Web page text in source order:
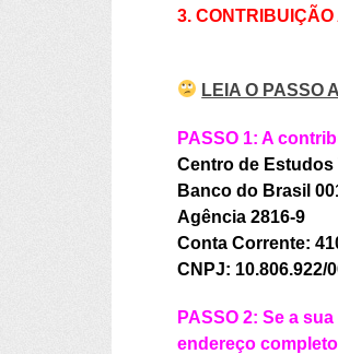
3.
LEIA O PASSO
PASSO 1: A
Centro de Estudos
Banco do Brasil
Agência 2816-9
Conta Corrente:
CNPJ: 10.806.922/
PASSO 2: Se a
endereço